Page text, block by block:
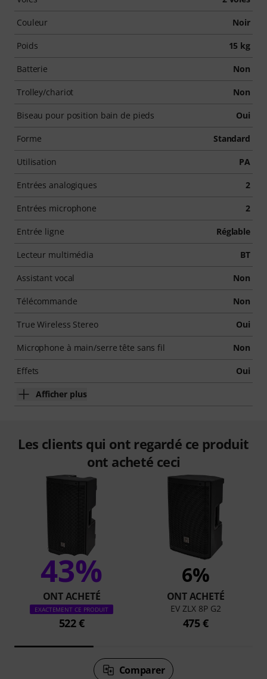
Couleur Noir
Poids 15 kg
Batterie Non
Trolley/chariot Non
Biseau pour position bain de pieds Oui
Forme Standard
Utilisation PA
Entrées analogiques 2
Entrées microphone 2
Entrée ligne Réglable
Lecteur multimédia BT
Assistant vocal Non
Télécommande Non
True Wireless Stereo Oui
Microphone à main/serre tête sans fil Non
Effets Oui
Afficher plus
Les clients qui ont regardé ce produit
ont acheté ceci
43%
ONT ACHETÉ
EXACTEMENT CE PRODUIT
522 €
6%
ONT ACHETÉ
EV ZLX 8P G2
475 €
Comparer